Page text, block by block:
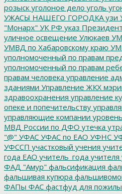
розыск уголоное дело уголь
УЖАСЫ НАШЕГО ГОРОДКА узи
"Монарх" УК РФ указ
уличное освещение Улюкаев
УМВД по Хабаровскому краю
уполномоченный по правам
уполномоченный по правам
правам человека управление
зданиями Управление ЖКХ
здравоохранения управление
опеке и попечительству
управляющие компании
МВД России по ДФО утечка
"@" УФАС УФАС по ЕАО УФНС
УФССП участковый учения
года ЕАО учитель_года учителя
ФАД "Амур" фальсификация
фальшивая купюра
ФАПы ФАС фастфуд для